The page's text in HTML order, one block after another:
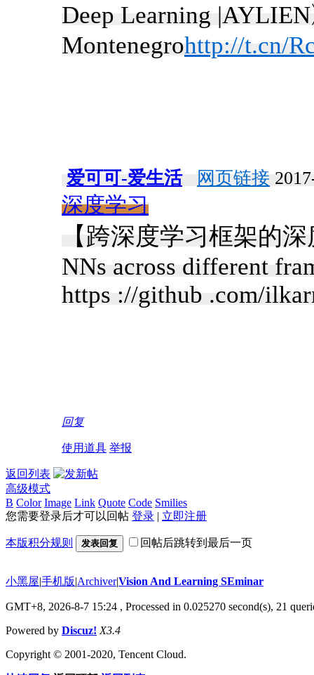
Deep Learning
Montenegrohttp://t.cn/
爱可可-爱生活 网页链接
深度学习
【跨深度学习框架的
NNs across different
https ://github .com/
回复
使用道具 举报
返回列表
高级模式
B Color Image Link Quote Code Smilies
您需要登录后才可以回帖 登录 | 立即注册
本版积分规则 发表回复 回帖后跳转到最后一页
小黑屋|手机版|Archiver|Vision And Learning SEminar
GMT+8, 2026-8-7 15:24 , Processed in 0.025270 second(s), 21
Powered by Discuz! X3.4
Copyright © 2001-2020, Tencent Cloud.